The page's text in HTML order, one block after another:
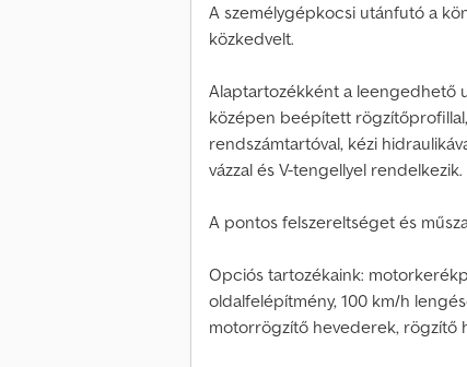
A személygépkocsi utánfutó a
közkedvelt.
Alaptartozékként a leengedhető
középen beépített
rendszámtartóval, kézi
vázzal és V-tengellyel rendelkezik.
A pontos felszereltséget és
Opciós tartozékaink:
oldalfelépítmény, 100 km/h
motorrögzítő hevederek, rögzítő